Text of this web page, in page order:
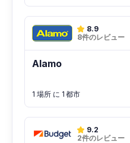
8.9
8件のレビュー
Alamo
1 場所 に 1 都市
9.2
2件のレビュー